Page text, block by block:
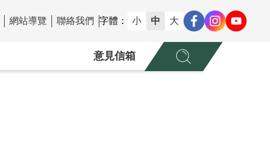
網站導覽 聯絡我們 字體： 小 中 大
意見信箱